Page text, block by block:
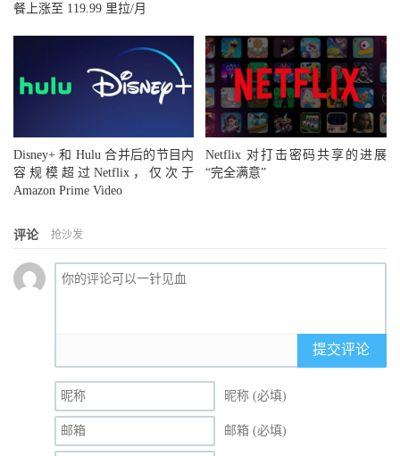
餐上涨至 119.99 里拉/月
Disney+ 和 Hulu 合并后的节目内
容规模超过Netflix，仅次于
Amazon Prime Video
Netflix 对打击密码共享的进展
“完全满意”
评论 抢沙发
提交评论
昵称 (必填)
邮箱 (必填)